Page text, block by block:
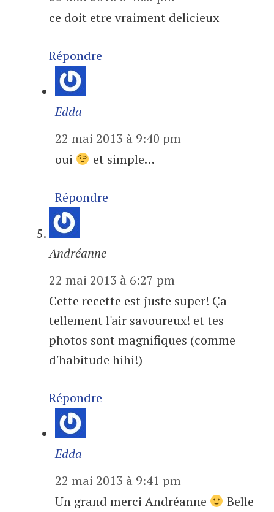
ce doit etre vraiment delicieux
Répondre
Edda
22 mai 2013 à 9:40 pm
oui
et simple…
Répondre
Andréanne
22 mai 2013 à 6:27 pm
Cette recette est juste super! Ça
tellement l'air savoureux! et tes
photos sont magnifiques (comme
d'habitude hihi!)
Répondre
Edda
22 mai 2013 à 9:41 pm
Un grand merci Andréanne
Belle